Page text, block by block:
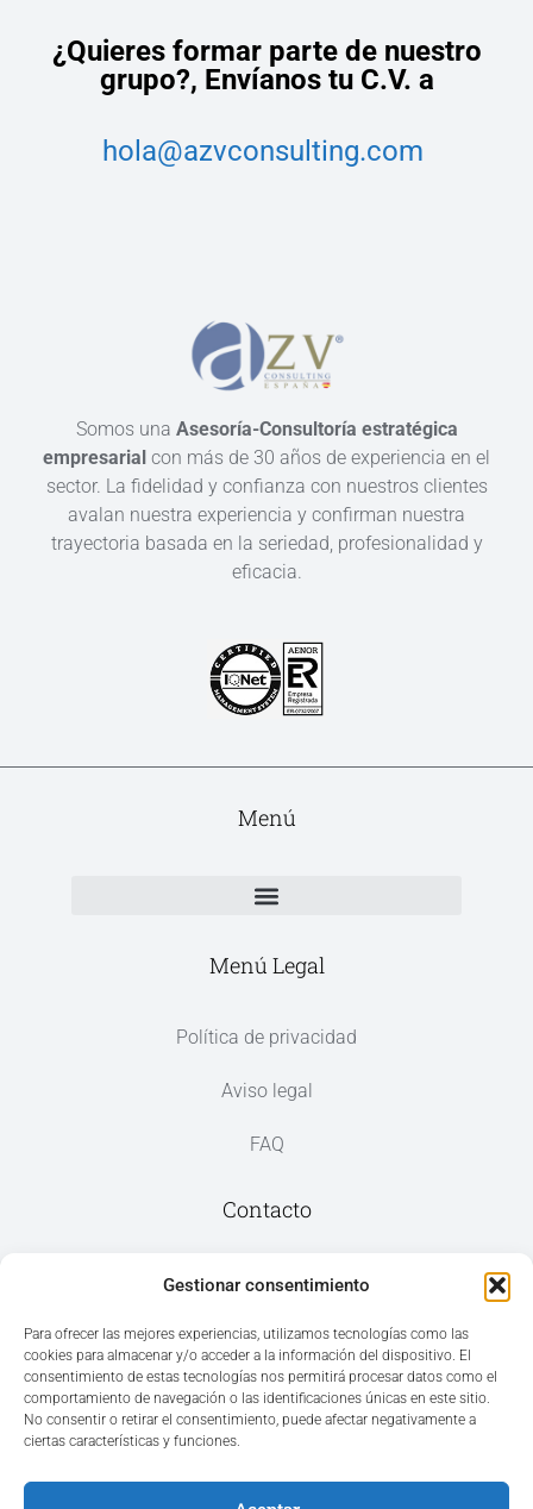
Gestionar consentimiento
Para ofrecer las mejores experiencias, utilizamos tecnologías como las
cookies para almacenar y/o acceder a la información del dispositivo. El
consentimiento de estas tecnologías nos permitirá procesar datos como el
comportamiento de navegación o las identificaciones únicas en este sitio.
No consentir o retirar el consentimiento, puede afectar negativamente a
ciertas características y funciones.
¿Quieres formar parte de nuestro
grupo?, Envíanos tu C.V. a
hola@azvconsulting.com
Somos una Asesoría-Consultoría estratégica
empresarial con más de 30 años de experiencia en el
sector. La fidelidad y confianza con nuestros clientes
avalan nuestra experiencia y confirman nuestra
trayectoria basada en la seriedad, profesionalidad y
eficacia.
Menú
Menú Legal
Política de privacidad
Aviso legal
FAQ
Contacto
Av. del Mar, 59, 03187 Los Montesinos,
+34 965 207 262
hola@azvconsulting.com